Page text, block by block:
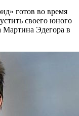
готов во время
своего юного
Мартина Эдегора в